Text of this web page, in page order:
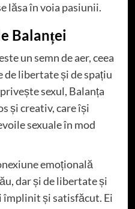
lăsa în voia pasiunii.
Balanței
un semn de aer, ceea
de libertate și de spațiu
sexul, Balanța
și creativ, care își
sexuale în mod
emoțională
dar și de libertate și
împlinit și satisfăcut. Ei